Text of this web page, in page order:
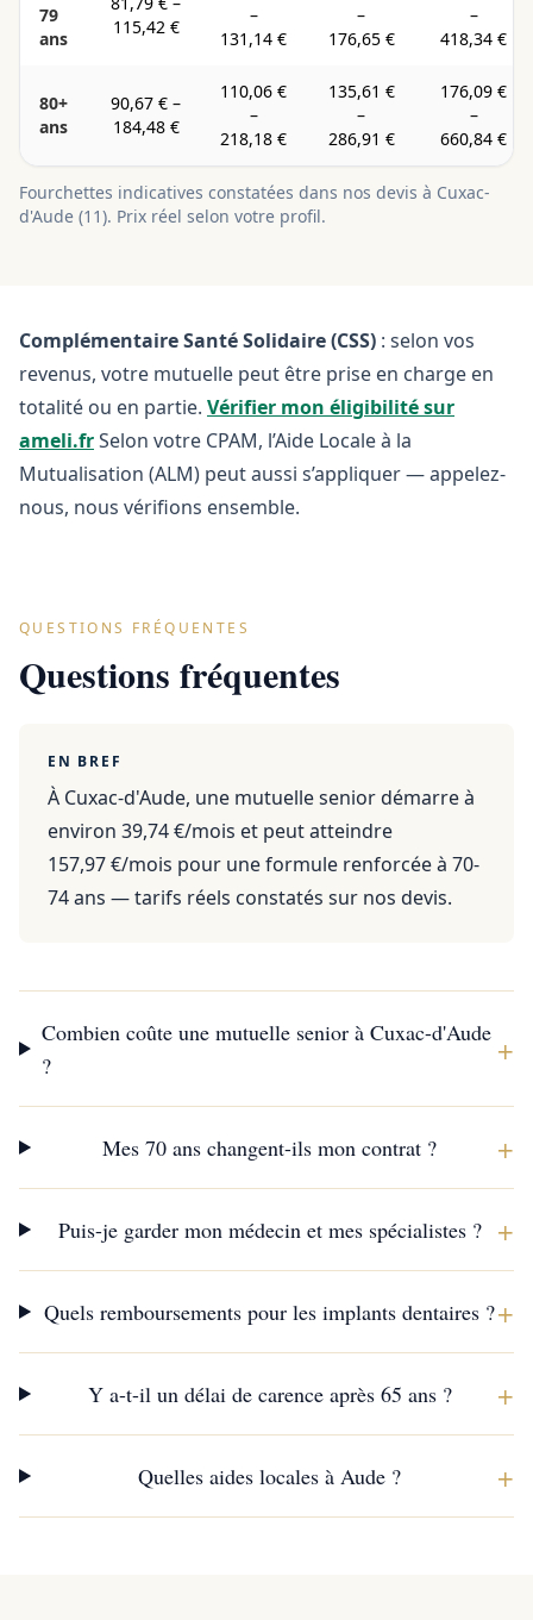
79
ans
115,42 €
–
131,14 €
–
176,65 €
–
418,34 €
80+
ans
90,67 € –
184,48 €
110,06 €
–
218,18 €
135,61 €
–
286,91 €
176,09 €
–
660,84 €
Fourchettes indicatives constatées dans nos devis à Cuxac-
d'Aude (11). Prix réel selon votre profil.
Complémentaire Santé Solidaire (CSS) : selon vos
revenus, votre mutuelle peut être prise en charge en
totalité ou en partie. Vérifier mon éligibilité sur
ameli.frSelon votre CPAM, l’Aide Locale à la
Mutualisation (ALM) peut aussi s’appliquer — appelez-
nous, nous vérifions ensemble.
QUESTIONS FRÉQUENTES
Questions fréquentes
EN BREF
À Cuxac-d'Aude, une mutuelle senior démarre à
environ 39,74 €/mois et peut atteindre
157,97 €/mois pour une formule renforcée à 70-
74 ans — tarifs réels constatés sur nos devis.
Combien coûte une mutuelle senior à Cuxac-d'Aude
?
+
Mes 70 ans changent-ils mon contrat ? +
Puis-je garder mon médecin et mes spécialistes ? +
Quels remboursements pour les implants dentaires ?+
Y a-t-il un délai de carence après 65 ans ? +
Quelles aides locales à Aude ? +